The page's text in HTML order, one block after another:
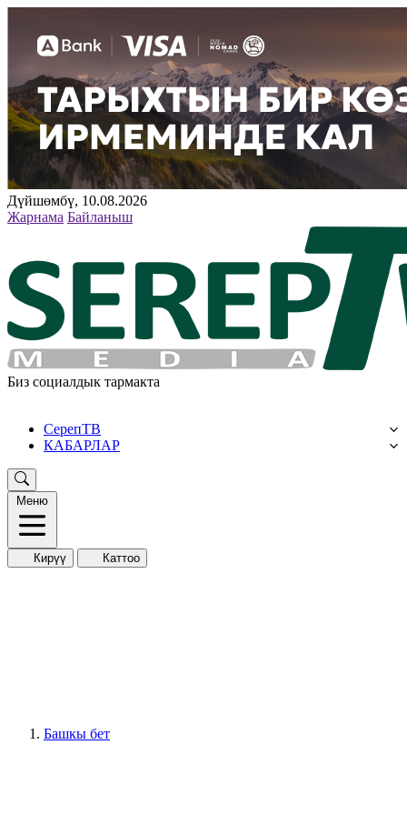
Дүйшөмбү, 10.08.2026
Жарнама Байланыш
Биз социалдык тармакта
СерепТВ
КАБАРЛАР
Меню
Кирүү Каттоо
Башкы бет